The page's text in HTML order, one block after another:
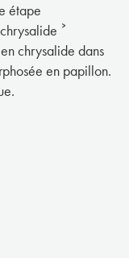
étape
˃
chrysalide dans
en papillon.